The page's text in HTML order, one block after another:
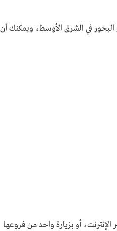
في الشرق الأوسط، ويمكنك أن
أو بزيارة واحد من فروعها